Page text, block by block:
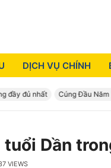
DỊCH VỤ CHÍNH
đủ nhất Cúng Đầu Năm | Đồ
Dần
VIEWS